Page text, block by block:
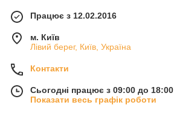
Працює з 12.02.2016
м. Київ
Лівий берег, Київ, Україна
Контакти
Сьогодні працює з 09:00 до 18:00
Показати весь графік роботи